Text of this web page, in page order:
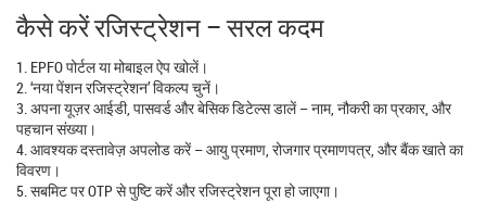
कैसे करें रजिस्ट्रेशन – सरल कदम
1. EPFO पोर्टल या मोबाइल ऐप खोलें।
2. ‘नया पेंशन रजिस्ट्रेशन’ विकल्प चुनें।
3. अपना यूज़र आईडी, पासवर्ड और बेसिक डिटेल्स डालें – नाम, नौकरी का प्रकार, और
पहचान संख्या।
4. आवश्यक दस्तावेज़ अपलोड करें – आयु प्रमाण, रोजगार प्रमाणपत्र, और बैंक खाते का
विवरण।
5. सबमिट पर OTP से पुष्टि करें और रजिस्ट्रेशन पूरा हो जाएगा।